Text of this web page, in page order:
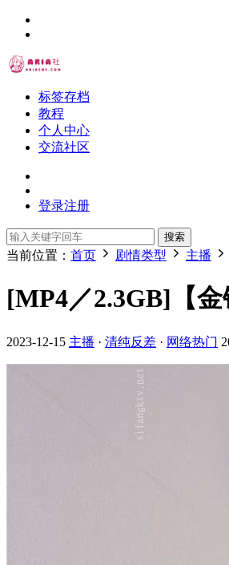
标签存档
教程
个人中心
交流社区
登录注册
搜索
当前位置： 首页 剧情类型 主播
[MP4／2.3GB]【
2023-12-15 主播 · 清纯反差 · 网络热门